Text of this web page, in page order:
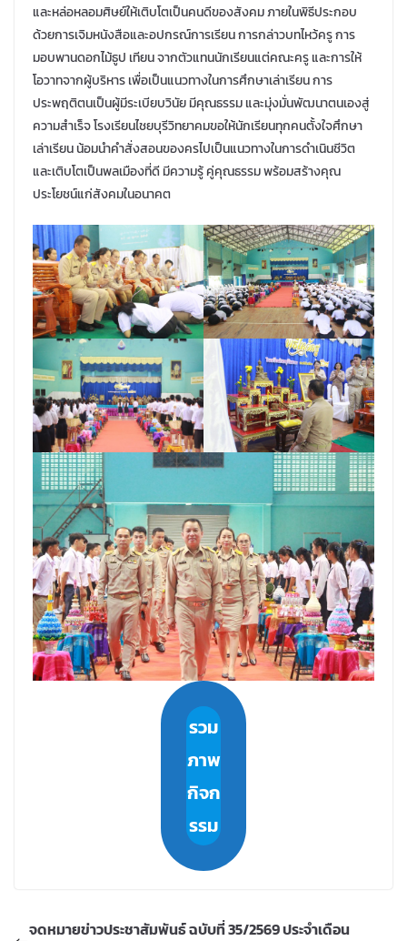
และหล่อหลอมศิษย์ให้เติบโตเป็นคนดีของสังคม ภายในพิธีประกอบ
ด้วยการเจิมหนังสือและอปกรณ์การเรียน การกล่าวบทไหว้ครู การ
มอบพานดอกไม้ธูป เทียน จากตัวแทนนักเรียนแต่คณะครู และการให้
โอวาทจากผู้บริหาร เพื่อเป็นแนวทางในการศึกษาเล่าเรียน การ
ประพฤติตนเป็นผู้มีระเบียบวินัย มีคุณธรรม และมุ่งมั่นพัฒนาตนเองสู่
ความสำเร็จ โรงเรียนไชยบุรีวิทยาคมขอให้นักเรียนทุกคนตั้งใจศึกษา
เล่าเรียน น้อมนำคำสั่งสอนของครไปเป็นแนวทางในการดำเนินชีวิต
และเติบโตเป็นพลเมืองที่ดี มีความรู้ คู่คุณธรรม พร้อมสร้างคุณ
ประโยชน์แก่สังคมในอนาคต
รวม
ภาพ
กิจก
รรม
จดหมายข่าวประชาสัมพันธ์ ฉบับที่ 35/2569 ประจำเดือน